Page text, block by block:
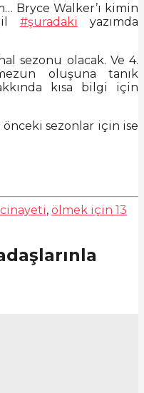
Bryce Walker’ı kimin
#şuradaki yazımda
sezonu olacak. Ve 4.
oluşuna tanık
kısa bilgi için
sezonlar için ise
, ölmek için 13